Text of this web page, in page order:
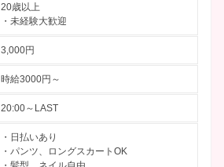
20歳以上
・未経験大歓迎
3,000円
時給3000円～
20:00～LAST
・日払いあり
・パンツ、ロングスカートOK